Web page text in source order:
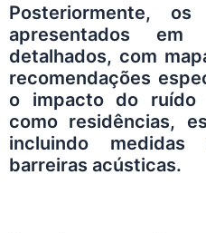
Posteriormente,
apresentados em
detalhados, com
recomendações
o impacto do ruído
como residências,
incluindo
barreiras acústicas.